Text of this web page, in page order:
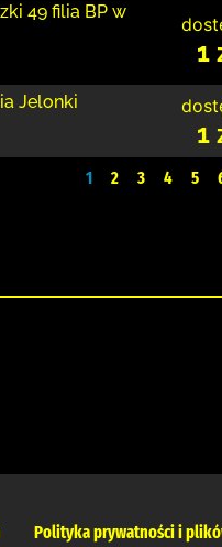
49 filia BP w
1
Jelonki
1
1 2 3 4 5
Polityka prywatności i